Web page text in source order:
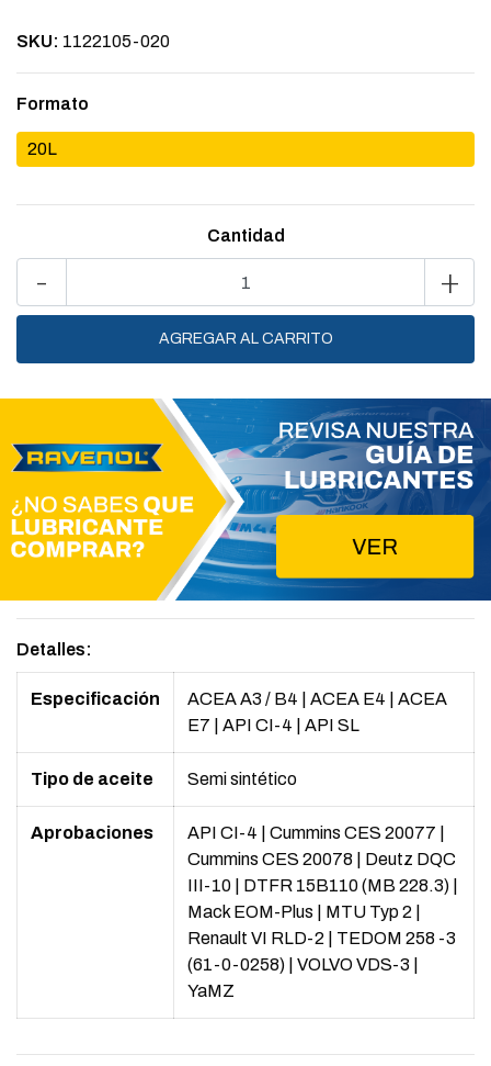
SKU: 1122105-020
Formato
20L
Cantidad
- +
Detalles:
Especificación ACEA A3 / B4 ACEA E4
ACEA
E7
API CI-4 API SL
Tipo de aceite Semi sintético
Aprobaciones API CI-4 Cummins CES 20077
Cummins CES 20078
Deutz DQC
III-10
DTFR 15B110 (MB 228.3)
Mack EOM-Plus
MTU Typ 2
Renault VI RLD-2
TEDOM 258 -3
(61-0-0258)
VOLVO VDS-3
YaMZ